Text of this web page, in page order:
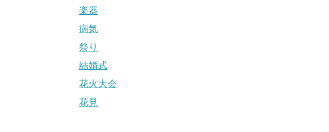
楽器
病気
祭り
結婚式
花火大会
花見